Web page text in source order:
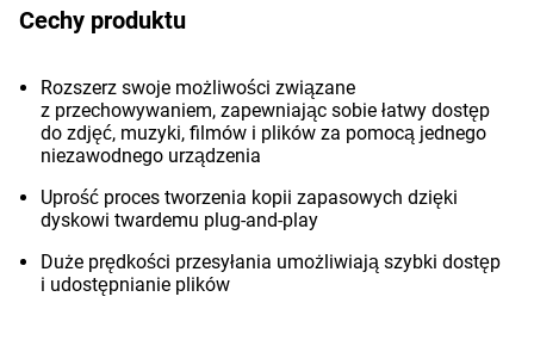
Cechy produktu
Rozszerz swoje możliwości związane
z przechowywaniem, zapewniając sobie łatwy dostęp
do zdjęć, muzyki, filmów i plików za pomocą jednego
niezawodnego urządzenia
Uprość proces tworzenia kopii zapasowych dzięki
dyskowi twardemu plug-and-play
Duże prędkości przesyłania umożliwiają szybki dostęp
i udostępnianie plików